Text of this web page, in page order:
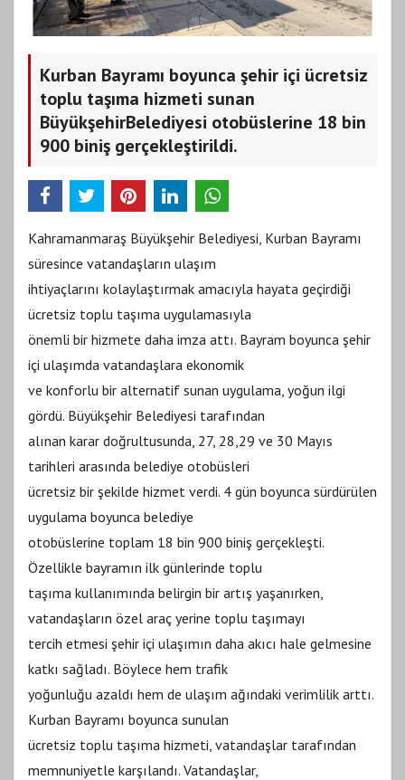
Kurban Bayramı boyunca şehir içi ücretsiz
toplu taşıma hizmeti sunan
BüyükşehirBelediyesi otobüslerine 18 bin
900 biniş gerçekleştirildi.
Kahramanmaraş Büyükşehir Belediyesi, Kurban Bayramı
süresince vatandaşların ulaşım
ihtiyaçlarını kolaylaştırmak amacıyla hayata geçirdiği
ücretsiz toplu taşıma uygulamasıyla
önemli bir hizmete daha imza attı. Bayram boyunca şehir
içi ulaşımda vatandaşlara ekonomik
ve konforlu bir alternatif sunan uygulama, yoğun ilgi
gördü. Büyükşehir Belediyesi tarafından
alınan karar doğrultusunda, 27, 28,29 ve 30 Mayıs
tarihleri arasında belediye otobüsleri
ücretsiz bir şekilde hizmet verdi. 4 gün boyunca sürdürülen
uygulama boyunca belediye
otobüslerine toplam 18 bin 900 biniş gerçekleşti.
Özellikle bayramın ilk günlerinde toplu
taşıma kullanımında belirgin bir artış yaşanırken,
vatandaşların özel araç yerine toplu taşımayı
tercih etmesi şehir içi ulaşımın daha akıcı hale gelmesine
katkı sağladı. Böylece hem trafik
yoğunluğu azaldı hem de ulaşım ağındaki verimlilik arttı.
Kurban Bayramı boyunca sunulan
ücretsiz toplu taşıma hizmeti, vatandaşlar tarafından
memnuniyetle karşılandı. Vatandaşlar,